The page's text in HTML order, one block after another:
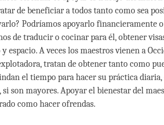
de beneficiar a todos tanto como sea
Podríamos apoyarlo financieramente
de traducir o cocinar para él, obtener
espacio. A veces los maestros vienen a
tratan de obtener tanto como
el tiempo para hacer su práctica diaria,
son mayores. Apoyar el bienestar del
como hacer ofrendas.